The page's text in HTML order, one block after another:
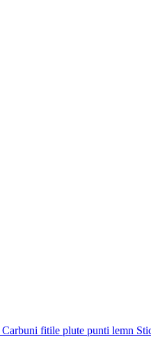
Carbuni fitile plute punti lemn